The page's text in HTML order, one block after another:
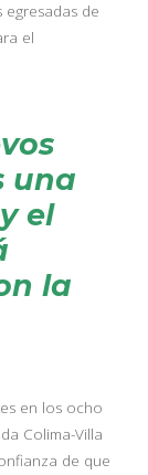
de
el
una
el
la
en los ocho
Colima-Villa
de que